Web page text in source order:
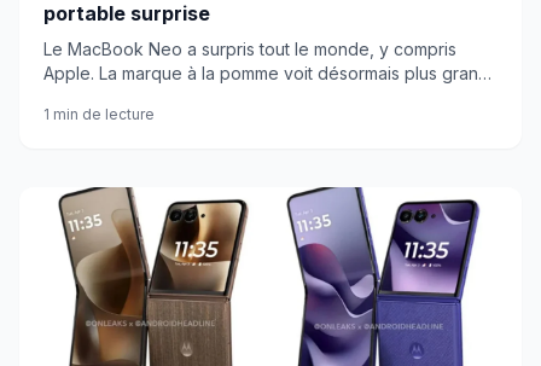
portable surprise
Le MacBook Neo a surpris tout le monde, y compris
Apple. La marque à la pomme voit désormais plus grand
1 min de lecture